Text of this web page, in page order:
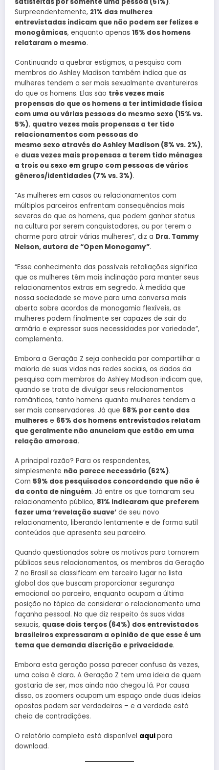
Surpreendentemente, 21% das mulheres
entrevistadas indicam que não podem ser felizes e
monogâmicas, enquanto apenas 15% dos homens
relataram o mesmo.
Continuando a quebrar estigmas, a pesquisa com
membros do Ashley Madison também indica que as
mulheres tendem a ser mais sexualmente aventureiras
do que os homens. Elas são três vezes mais
propensas do que os homens a ter intimidade física
com uma ou várias pessoas do mesmo sexo (15% vs.
5%), quatro vezes mais propensas a ter tido
relacionamentos com pessoas do
mesmo sexo através do Ashley Madison (8% vs. 2%),
e duas vezes mais propensas a terem tido ménages
a trois ou sexo em grupo com pessoas de vários
gêneros/identidades (7% vs. 3%).
“As mulheres em casos ou relacionamentos com
múltiplos parceiros enfrentam consequências mais
severas do que os homens, que podem ganhar status
na cultura por serem conquistadores, ou por terem o
charme para atrair várias mulheres”, diz a Dra. Tammy
Nelson, autora de “Open Monogamy”.
“Esse conhecimento das possíveis retaliações significa
que as mulheres têm mais inclinação para manter seus
relacionamentos extras em segredo. À medida que
nossa sociedade se move para uma conversa mais
aberta sobre acordos de monogamia flexíveis, as
mulheres podem finalmente ser capazes de sair do
armário e expressar suas necessidades por variedade”,
complementa.
Embora a Geração Z seja conhecida por compartilhar a
maioria de suas vidas nas redes sociais, os dados da
pesquisa com membros do Ashley Madison indicam que,
quando se trata de divulgar seus relacionamentos
românticos, tanto homens quanto mulheres tendem a
ser mais conservadores. Já que 68% por cento das
mulheres e 65% dos homens entrevistados relatam
que geralmente não anunciam que estão em uma
relação amorosa.
A principal razão? Para os respondentes,
simplesmente não parece necessário (62%).
Com 59% dos pesquisados concordando que não é
da conta de ninguém. Já entre os que tornaram seu
relacionamento público, 81% indicaram que preferem
fazer uma ‘revelação suave’ de seu novo
relacionamento, liberando lentamente e de forma sutil
conteúdos que apresenta seu parceiro.
Quando questionados sobre os motivos para tornarem
públicos seus relacionamentos, os membros da Geração
Z no Brasil se classificam em terceiro lugar na lista
global dos que buscam proporcionar segurança
emocional ao parceiro, enquanto ocupam a última
posição no tópico de considerar o relacionamento uma
façanha pessoal. No que diz respeito às suas vidas
sexuais, quase dois terços (64%) dos entrevistados
brasileiros expressaram a opinião de que esse é um
tema que demanda discrição e privacidade.
Embora esta geração possa parecer confusa às vezes,
uma coisa é clara. A Geração Z tem uma ideia de quem
gostaria de ser, mas ainda não chegou lá. Por causa
disso, os zoomers ocupam um espaço onde duas ideias
opostas podem ser verdadeiras – e a verdade está
cheia de contradições.
O relatório completo está disponível aquipara
download.